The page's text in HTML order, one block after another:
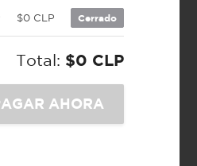
$0 CLP Cerrado
Total: $0 CLP